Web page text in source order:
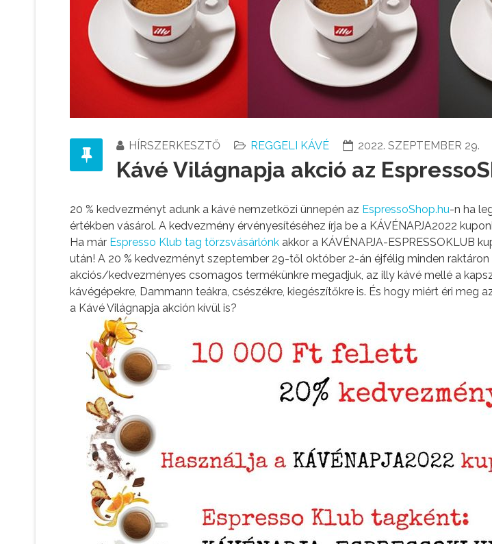
HÍRSZERKESZTŐ REGGELI KÁVÉ 2022. SZEPTEMBER 29.
Kávé Világnapja akció az
20 % kedvezményt adunk a kávé nemzetközi ünnepén az EspressoShop.hu-n ha
értékben vásárol. A kedvezmény érvényesítéséhez írja be a KÁVÉNAPJA2022
Ha már Espresso Klub tag törzsvásárlónk akkor a KÁVÉNAPJA-ESPRESSOKLUB
után! A 20 % kedvezményt szeptember 29-től október 2-án éjfélig minden raktáron
akciós/kedvezményes csomagos termékünkre megadjuk, az illy kávé mellé a
kávégépekre, Dammann teákra, csészékre, kiegészítőkre is. És hogy miért éri meg
a Kávé Világnapja akción kívül is?